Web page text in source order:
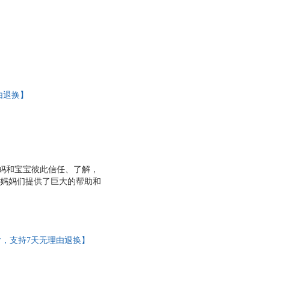
换】
宝宝彼此信任、了解，
妈们提供了巨大的帮助和
多万册，涵盖了分娩和
详解各阶段的哺乳注意
支持7天无理由退换】